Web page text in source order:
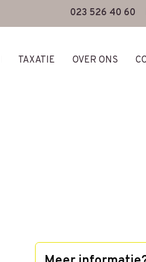
023 526 40 60
TAXATIE OVER ONS